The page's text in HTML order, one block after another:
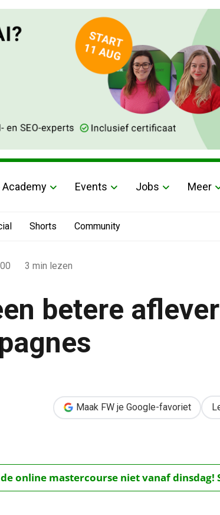
Academy Events Jobs Meer
Shorts Community
3 min lezen
betere
Maak FW je Google-favoriet
de online mastercourse niet vanaf dinsdag!